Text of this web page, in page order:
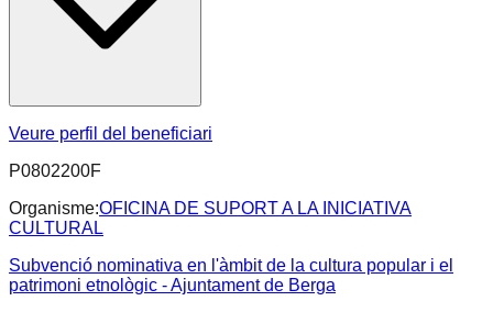
Veure perfil del beneficiari
P0802200F
Organisme:OFICINA DE SUPORT A LA INICIATIVA
CULTURAL
Subvenció nominativa en l'àmbit de la cultura popular i el
patrimoni etnològic - Ajuntament de Berga